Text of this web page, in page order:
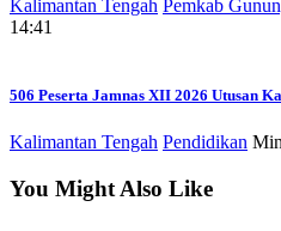
Kalimantan Tengah Pemkab
14:41
506 Peserta Jamnas XII 2026 Utusan
Kalimantan Tengah Pendidikan
You Might Also Like